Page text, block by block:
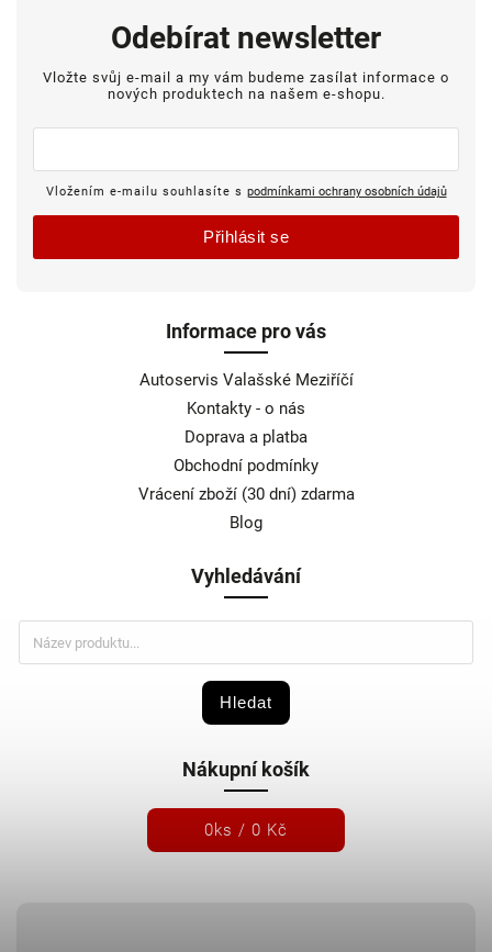
Informace pro vás
Autoservis Valašské Meziříčí
Kontakty - o nás
Doprava a platba
Obchodní podmínky
Vrácení zboží (30 dní) zdarma
Blog
Vyhledávání
Hledat
Nákupní košík
0ks / 0 Kč
Odebírat newsletter
Vložte svůj e-mail a my vám budeme zasílat informace o
nových produktech na našem e-shopu.
Vložením e-mailu souhlasíte s podmínkami ochrany osobních údajů
Přihlásit se